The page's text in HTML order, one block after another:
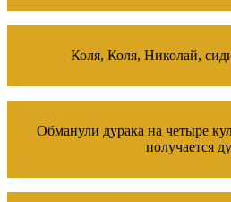
Коля, Коля, Николай,
Обманули дурака на четыре
получается